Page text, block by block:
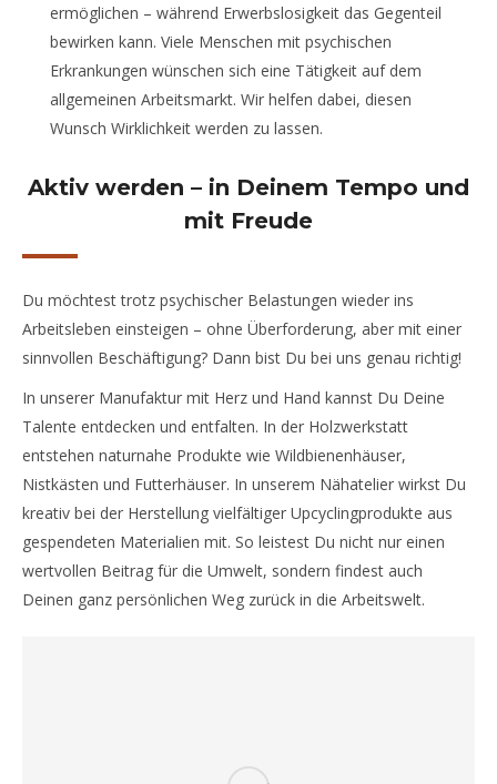
ermöglichen – während Erwerbslosigkeit das Gegenteil
bewirken kann. Viele Menschen mit psychischen
Erkrankungen wünschen sich eine Tätigkeit auf dem
allgemeinen Arbeitsmarkt. Wir helfen dabei, diesen
Wunsch Wirklichkeit werden zu lassen.
Aktiv werden – in Deinem Tempo und
mit Freude
Du möchtest trotz psychischer Belastungen wieder ins
Arbeitsleben einsteigen – ohne Überforderung, aber mit einer
sinnvollen Beschäftigung? Dann bist Du bei uns genau richtig!
In unserer Manufaktur mit Herz und Hand kannst Du Deine
Talente entdecken und entfalten. In der Holzwerkstatt
entstehen naturnahe Produkte wie Wildbienenhäuser,
Nistkästen und Futterhäuser. In unserem Nähatelier wirkst Du
kreativ bei der Herstellung vielfältiger Upcyclingprodukte aus
gespendeten Materialien mit. So leistest Du nicht nur einen
wertvollen Beitrag für die Umwelt, sondern findest auch
Deinen ganz persönlichen Weg zurück in die Arbeitswelt.